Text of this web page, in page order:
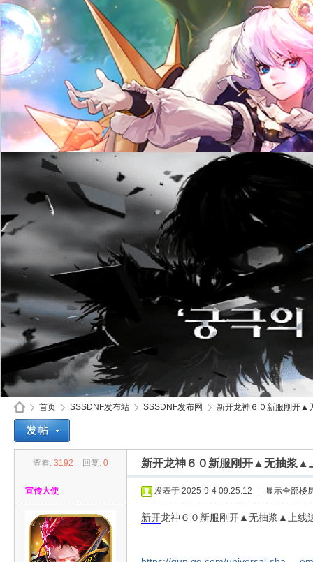
首页
›
SSSDNF发布站 SSSDNF发布网
›
新开龙神６０新服刚开▲
查看: 3192 回复: 0 新开龙神６０新服刚开▲无抽浆▲
宣传大使 发表于 2025-9-4 09:25:12 显示全部楼
新开龙神６０新服刚开▲无抽浆▲上线